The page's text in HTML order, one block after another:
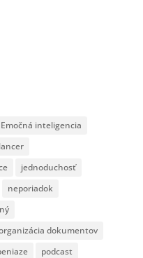
Emočná inteligencia
jednoduchosť
neporiadok
dokumentov
podcast